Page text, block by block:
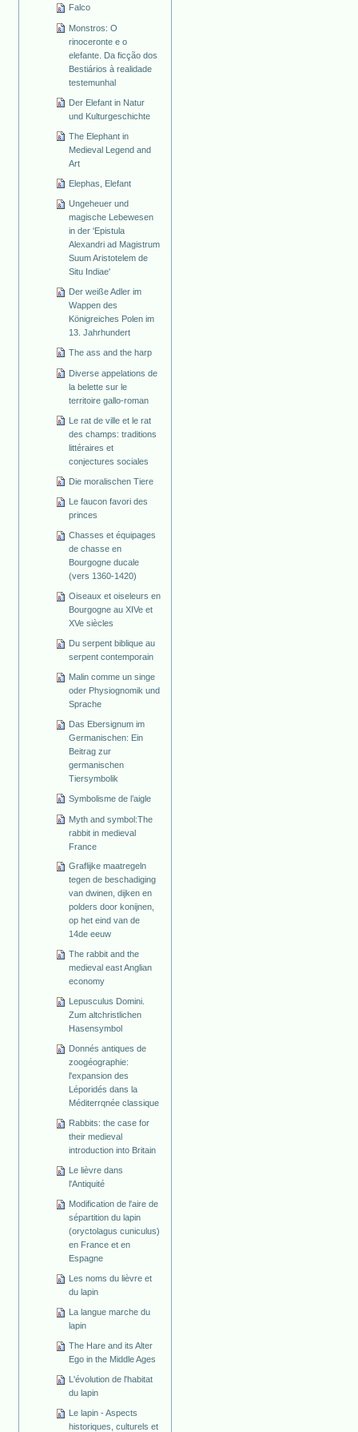
Falco
Monstros: O
rinoceronte e o
elefante. Da ficção dos
Bestiários à realidade
testemunhal
Der Elefant in Natur
und Kulturgeschichte
The Elephant in
Medieval Legend and
Art
Elephas, Elefant
Ungeheuer und
magische Lebewesen
in der 'Epistula
Alexandri ad Magistrum
Suum Aristotelem de
Situ Indiae'
Der weiße Adler im
Wappen des
Königreiches Polen im
13. Jahrhundert
The ass and the harp
Diverse appelations de
la belette sur le
territoire gallo-roman
Le rat de ville et le rat
des champs: traditions
littéraires et
conjectures sociales
Die moralischen Tiere
Le faucon favori des
princes
Chasses et équipages
de chasse en
Bourgogne ducale
(vers 1360-1420)
Oiseaux et oiseleurs en
Bourgogne au XIVe et
XVe siècles
Du serpent biblique au
serpent contemporain
Malin comme un singe
oder Physiognomik und
Sprache
Das Ebersignum im
Germanischen: Ein
Beitrag zur
germanischen
Tiersymbolik
Symbolisme de l’aigle
Myth and symbol:The
rabbit in medieval
France
Graflijke maatregeln
tegen de beschadiging
van dwinen, dijken en
polders door konijnen,
op het eind van de
14de eeuw
The rabbit and the
medieval east Anglian
economy
Lepusculus Domini.
Zum altchristlichen
Hasensymbol
Donnés antiques de
zoogéographie:
l'expansion des
Léporidés dans la
Méditerrqnée classique
Rabbits: the case for
their medieval
introduction into Britain
Le lièvre dans
l'Antiquité
Modification de l'aire de
sépartition du lapin
(oryctolagus cuniculus)
en France et en
Espagne
Les noms du lièvre et
du lapin
La langue marche du
lapin
The Hare and its Alter
Ego in the Middle Ages
L'évolution de l'habitat
du lapin
Le lapin - Aspects
historiques, culturels et